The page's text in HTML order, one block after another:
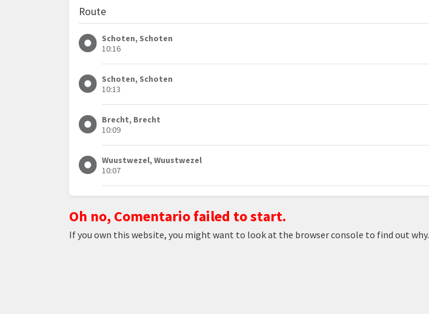
Route
Schoten, Schoten
10:16
Schoten, Schoten
10:13
Brecht, Brecht
10:09
Wuustwezel, Wuustwezel
10:07
Oh no, Comentario failed to start.
If you own this website, you might want to look at the browser console to find out why.